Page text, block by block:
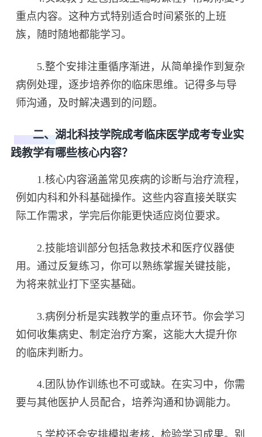
重点内容。这种方式特别适合时间紧张的上班
族，随时随地都能学习。
5.整个安排注重循序渐进，从简单操作到复杂
病例处理，逐步培养你的临床思维。记得多与导
师沟通，及时解决遇到的问题。
二、湖北科技学院成考临床医学成考专业实
践教学有哪些核心内容？
1.核心内容涵盖常见疾病的诊断与治疗流程，
例如内科和外科基础操作。这些内容直接关联实
际工作需求，学完后你能更快适应岗位要求。
2.技能培训部分包括急救技术和医疗仪器使
用。通过反复练习，你可以熟练掌握关键技能，
为将来就业打下坚实基础。
3.病例分析是实践教学的重点环节。你会学习
如何收集病史、制定治疗方案，这能大大提升你
的临床判断力。
4.团队协作训练也不可或缺。在实习中，你需
要与其他医护人员配合，培养沟通和协调能力。